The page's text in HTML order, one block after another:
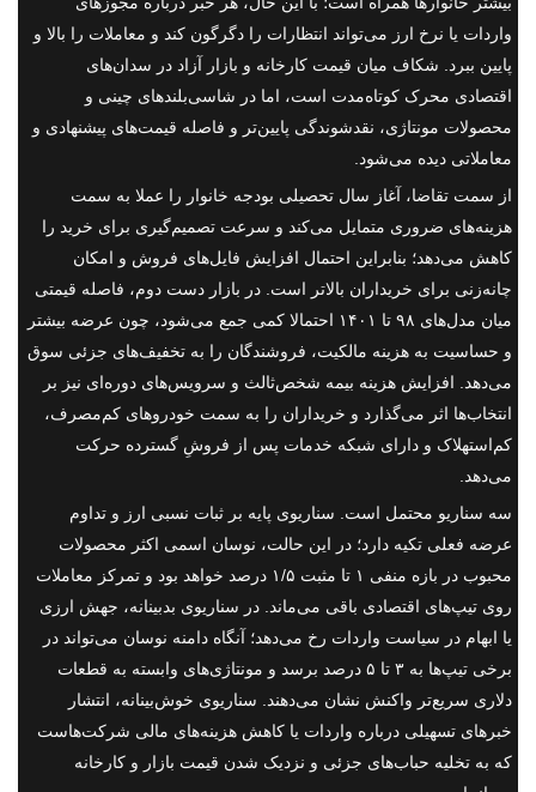
واردات یا نرخ ارز می‌تواند انتظارات را دگرگون کند و معاملات را بالا و
پایین ببرد. شکاف میان قیمت کارخانه و بازار آزاد در سدان‌های
اقتصادی محرک کوتاه‌مدت است، اما در شاسی‌بلندهای چینی و
محصولات مونتاژی، نقدشوندگی پایین‌تر و فاصله قیمت‌های پیشنهادی و
معاملاتی دیده می‌شود.
از سمت تقاضا، آغاز سال تحصیلی بودجه خانوار را عملا به سمت
هزینه‌های ضروری متمایل می‌کند و سرعت تصمیم‌گیری برای خرید را
کاهش می‌دهد؛ بنابراین احتمال افزایش فایل‌های فروش و امکان
چانه‌زنی برای خریداران بالاتر است. در بازار دست دوم، فاصله قیمتی
میان مدل‌های ۹۸ تا ۱۴۰۱ احتمالا کمی جمع می‌شود، چون عرضه بیشتر
و حساسیت به هزینه مالکیت، فروشندگان را به تخفیف‌های جزئی سوق
می‌دهد. افزایش هزینه بیمه شخص‌ثالث و سرویس‌های دوره‌ای نیز بر
انتخاب‌ها اثر می‌گذارد و خریداران را به سمت خودروهای کم‌مصرف،
کم‌استهلاک و دارای شبکه خدمات پس از فروشِ گسترده حرکت
می‌دهد.
سه سناریو محتمل است. سناریوی پایه بر ثبات نسبی ارز و تداوم
عرضه فعلی تکیه دارد؛ در این حالت، نوسان اسمی اکثر محصولات
محبوب در بازه منفی ۱ تا مثبت ۱/۵ درصد خواهد بود و تمرکز معاملات
روی تیپ‌های اقتصادی باقی می‌ماند. در سناریوی بدبینانه، جهش ارزی
یا ابهام در سیاست واردات رخ می‌دهد؛ آنگاه دامنه نوسان می‌تواند در
برخی تیپ‌ها به ۳ تا ۵ درصد برسد و مونتاژی‌های وابسته به قطعات
دلاری سریع‌تر واکنش نشان می‌دهند. سناریوی خوش‌بینانه، انتشار
خبرهای تسهیلی درباره واردات یا کاهش هزینه‌های مالی شرکت‌هاست
که به تخلیه حباب‌های جزئی و نزدیک شدن قیمت بازار و کارخانه